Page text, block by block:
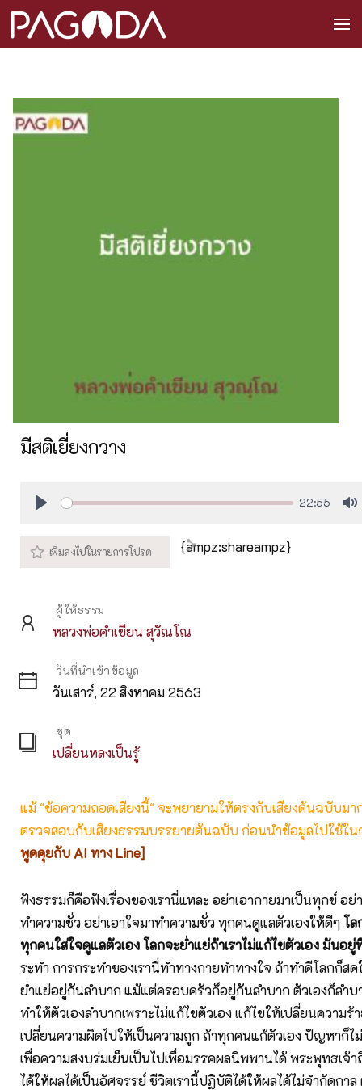
มีสติเยี่ยงกวาง
22:55
{ampz:shareampz}
ผู้ให้ธรรม
หลวงพ่อคำเขียน สุวัณโณ
วันที่นำเข้าข้อมูล
วันเสาร์, 22 สิงหาคม 2563
ชุด
เปลี่ยนหลงเป็นรู้
แม้ "ข้อความถอดเสียงนี้" จะพยายามให้ตรงกับเสียงต้นฉบับม
ตรวจสอบกับเสียงธรรมบรรยายต้นฉบับ ก่อนนำข้อมูลไปใช้ใน
พูดคุยกับ AI ทาง Line]
ฟังธรรมก็คือฟังเรื่องของเรานี่แหละ อย่าเอากายมาเป็นทุกข์ อย่
ทำความชั่ว อย่าเอาใจมาทำความชั่ว ทุกคนดูแลตัวเองให้ดีๆโล
ทุกคนใส่ใจดูแลตัวเอง โลกจะย่ำแย่ถ้าเราไม่แก้ไขตัวเอง มันอยู่
ระทำ การกระทำของเรานี่ทำทางกายทำทางใจ ถ้าทำดีโลกก็ส
ย่ำแย่อยู่กันลำบาก แม้แต่ครอบครัวก็อยู่กันลำบาก ตัวเองก็ลำบา
ทำให้ตัวเองลำบากเพราะไม่แก้ไขตัวเอง แก้ไขให้เปลี่ยนความร้
เปลี่ยนความผิดไปให้เป็นความถูก ถ้าทุกคนแก้ตัวเอง ปัญหาก็ไ
เพื่อความสงบร่มเย็นเป็นไปเพื่อมรรคผลนิพพานได้ พระพุทธเจ้
ได้ให้ผลได้เป็นอัศจรรย์ ชีวิตเรานี้ปฏิบัติได้ให้ผลได้ไม่จำกัดกา